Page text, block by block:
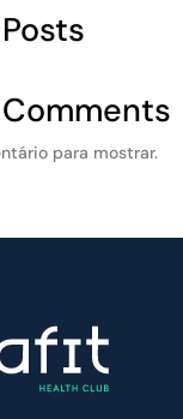
para mostrar.